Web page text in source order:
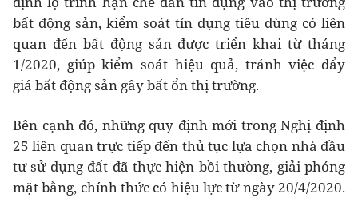
bất động sản, kiểm soát tín dụng tiêu dùng có liên
quan đến bất động sản được triển khai từ tháng
1/2020, giúp kiểm soát hiệu quả, tránh việc đẩy
giá bất động sản gây bất ổn thị trường.
Bên cạnh đó, những quy định mới trong Nghị định
25 liên quan trực tiếp đến thủ tục lựa chọn nhà đầu
tư sử dụng đất đã thực hiện bồi thường, giải phóng
mặt bằng, chính thức có hiệu lực từ ngày 20/4/2020.